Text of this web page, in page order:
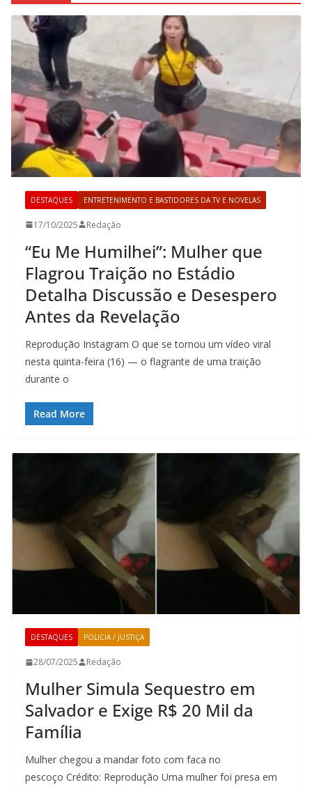
DESTAQUES ENTRETENIMENTO E BASTIDORES DA TV E NOVELAS
17/10/2025 Redação
“Eu Me Humilhei”: Mulher que
Flagrou Traição no Estádio
Detalha Discussão e Desespero
Antes da Revelação
Reprodução Instagram O que se tornou um vídeo viral
nesta quinta-feira (16) — o flagrante de uma traição
durante o
Read More
DESTAQUES POLICIA / JUSTIÇA
28/07/2025 Redação
Mulher Simula Sequestro em
Salvador e Exige R$ 20 Mil da
Família
Mulher chegou a mandar foto com faca no
pescoço Crédito: Reprodução Uma mulher foi presa em